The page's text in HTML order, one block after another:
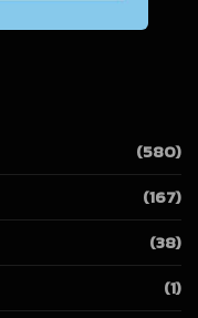
(580)
(167)
(38)
(1)